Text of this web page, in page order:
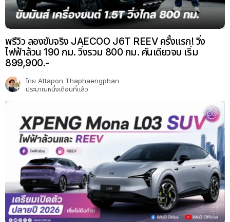
พรีวิว ลองขับจริง JAECOO J6T REEV ครั้งแรก! วิ่ง
ไฟฟ้าล้วน 190 กม. วิ่งรวม 800 กม. คันเดียวจบ เริ่ม
899,900.-
โดย Attapon Thaphaengphan
ประมาณหนึ่งเดือนที่แล้ว